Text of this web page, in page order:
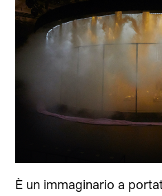
È un immaginario a